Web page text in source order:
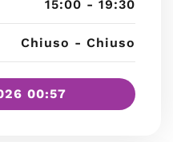
15:00 - 19:30
Chiuso - Chiuso
00:57